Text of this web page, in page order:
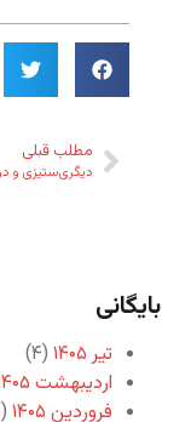
مطلب قبلی
بایگانی
تیر ۱۴۰۵
(۴)
اردیبهشت ۱۴۰۵
فروردین ۱۴۰۵
(۵)